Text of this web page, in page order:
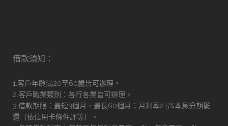
借款須知：
1.客戶年齡滿20至60歲皆可辦理。
2.客戶職業類別：各行各業皆可辦理。
3.借款期限：最短3個月、最長60個月；月利率2.5%本息分期攤
還（依信用卡條件評等）。